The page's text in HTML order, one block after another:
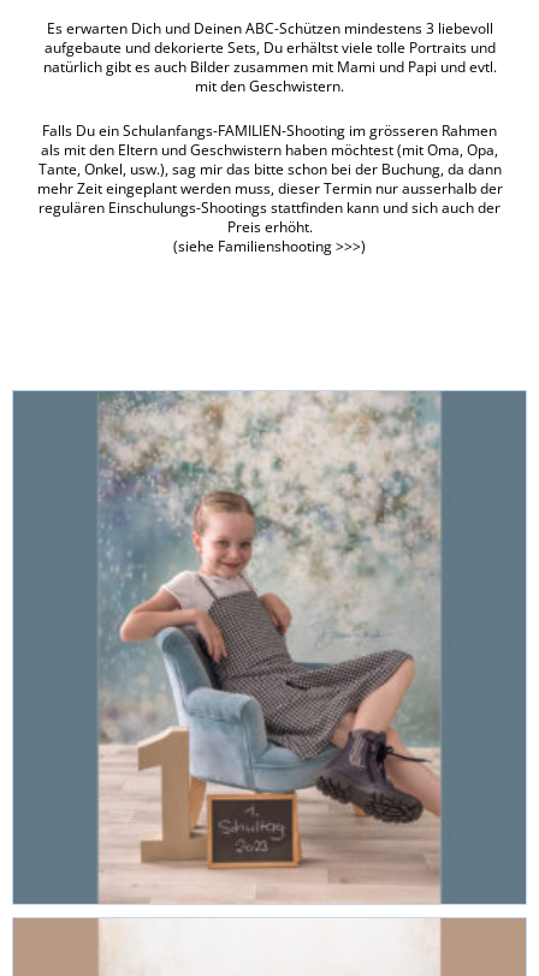
Es erwarten Dich und Deinen ABC-Schützen mindestens 3 liebevoll
aufgebaute und dekorierte Sets, Du erhältst viele tolle Portraits und
natürlich gibt es auch Bilder zusammen mit Mami und Papi und evtl.
mit den Geschwistern.
Falls Du ein Schulanfangs-FAMILIEN-Shooting im grösseren Rahmen
als mit den Eltern und Geschwistern haben möchtest (mit Oma, Opa,
Tante, Onkel, usw.), sag mir das bitte schon bei der Buchung, da dann
mehr Zeit eingeplant werden muss, dieser Termin nur ausserhalb der
regulären Einschulungs-Shootings stattfinden kann und sich auch der
Preis erhöht.
(siehe Familienshooting >>>)